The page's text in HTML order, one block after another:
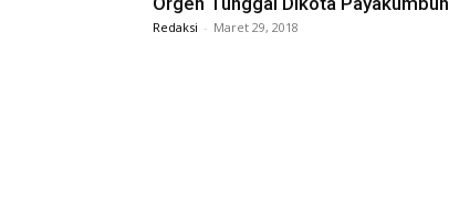
Redaksi - Maret 29, 2018